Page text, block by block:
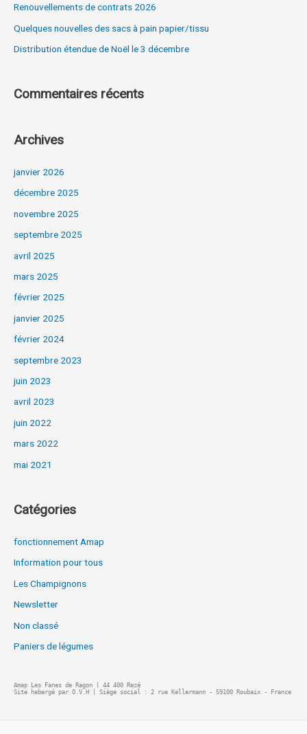
Renouvellements de contrats 2026
Quelques nouvelles des sacs à pain papier/tissu
Distribution étendue de Noël le 3 décembre
Commentaires récents
Archives
janvier 2026
décembre 2025
novembre 2025
septembre 2025
avril 2025
mars 2025
février 2025
janvier 2025
février 2024
septembre 2023
juin 2023
avril 2023
juin 2022
mars 2022
mai 2021
Catégories
fonctionnement Amap
Information pour tous
Les Champignons
Newsletter
Non classé
Paniers de légumes
Amap Les Fanes de Ragon | 44 400 Rezé
Site hebergé par O.V.H | Siège social : 2 rue Kellermann - 59100 Roubaix - France